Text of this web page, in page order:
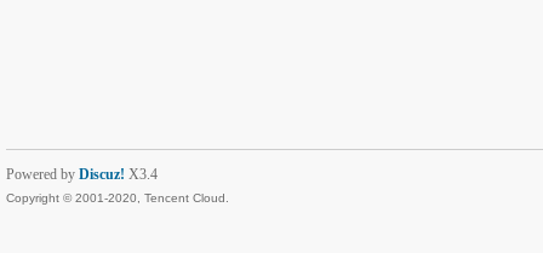
Powered by Discuz! X3.4
Copyright © 2001-2020, Tencent Cloud.